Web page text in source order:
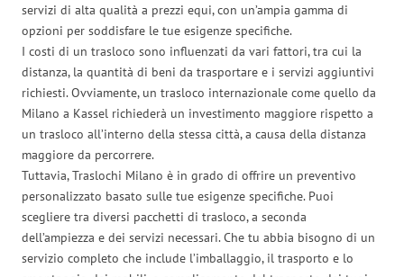
servizi di alta qualità a prezzi equi, con un’ampia gamma di
opzioni per soddisfare le tue esigenze specifiche.
I costi di un trasloco sono influenzati da vari fattori, tra cui la
distanza, la quantità di beni da trasportare e i servizi aggiuntivi
richiesti. Ovviamente, un trasloco internazionale come quello da
Milano a Kassel richiederà un investimento maggiore rispetto a
un trasloco all’interno della stessa città, a causa della distanza
maggiore da percorrere.
Tuttavia, Traslochi Milano è in grado di offrire un preventivo
personalizzato basato sulle tue esigenze specifiche. Puoi
scegliere tra diversi pacchetti di trasloco, a seconda
dell’ampiezza e dei servizi necessari. Che tu abbia bisogno di un
servizio completo che include l’imballaggio, il trasporto e lo